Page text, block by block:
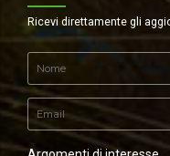
Ricevi direttamente gli